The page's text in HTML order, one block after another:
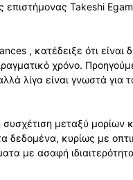
επιστήμονας Takeshi
, κατέδειξε ότι είναι
χρόνο.
λίγα είναι γνωστά για
μεταξύ μορίων
δεδομένα, κυρίως με
με ασαφή